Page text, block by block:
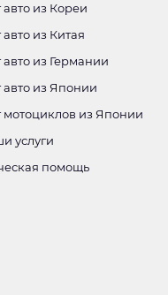
авто из Кореи
авто из Китая
авто из Германии
авто из Японии
мотоциклов из Японии
услуги
помощь